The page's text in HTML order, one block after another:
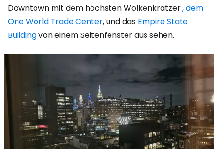
Downtown mit dem höchsten Wolkenkratzer, dem
One World Trade Center, und das Empire State
Buildingvon einem Seitenfenster aus sehen.